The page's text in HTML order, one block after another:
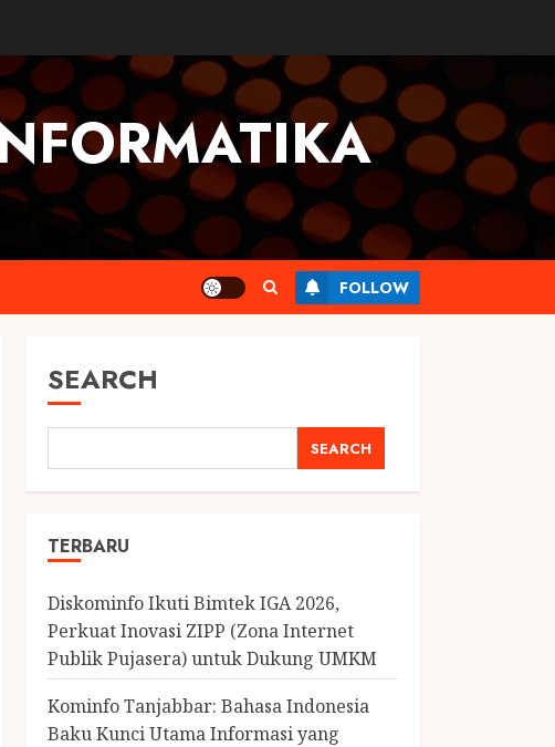
FOLLOW
SEARCH
SEARCH
TERBARU
Diskominfo Ikuti Bimtek IGA 2026,
Perkuat Inovasi ZIPP (Zona Internet
Publik Pujasera) untuk Dukung UMKM
Kominfo Tanjabbar: Bahasa Indonesia
Baku Kunci Utama Informasi yang